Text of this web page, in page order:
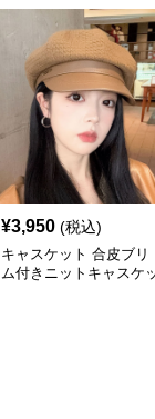
¥3,950 (税込)
キャスケット 合皮ブリ
ム付きニットキャスケ